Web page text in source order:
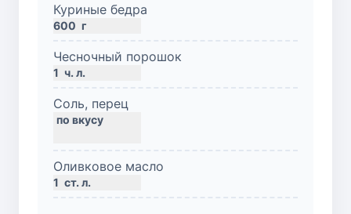
Куриные бедра
600 г
Чесночный порошок
1 ч. л.
Соль, перец
Оливковое масло
1 ст. л.